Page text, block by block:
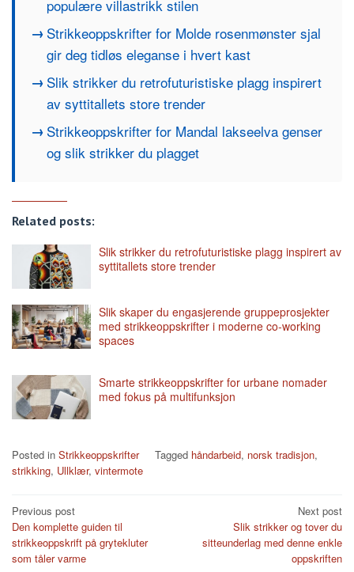
populære villastrikk stilen
Strikkeoppskrifter for Molde rosenmønster sjal
gir deg tidløs eleganse i hvert kast
Slik strikker du retrofuturistiske plagg inspirert
av syttitallets store trender
Strikkeoppskrifter for Mandal lakseelva genser
og slik strikker du plagget
Related posts:
Slik strikker du retrofuturistiske plagg inspirert av
syttitallets store trender
Slik skaper du engasjerende gruppeprosjekter
med strikkeoppskrifter i moderne co-working
spaces
Smarte strikkeoppskrifter for urbane nomader
med fokus på multifunksjon
Posted in Strikkeoppskrifter Tagged håndarbeid, norsk tradisjon,
strikking, Ullklær, vintermote
Post
navigation
Previous post
Den komplette guiden til
strikkeoppskrift på grytekluter
som tåler varme
Next post
Slik strikker og tover du
sitteunderlag med denne enkle
oppskriften